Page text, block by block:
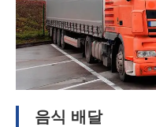
음식 배달